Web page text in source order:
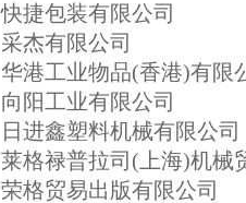
快捷包装有限公司
采杰有限公司
华港工业物品(香港)有限
向阳工业有限公司
日进鑫塑料机械有限公司
莱格禄普拉司(上海)机械
荣格贸易出版有限公司